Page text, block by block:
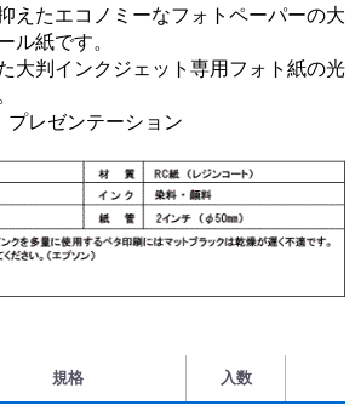
えたエコノミーなフォトペーパーの大
ル紙です。
大判インクジェット専用フォト紙の光
プレゼンテーション
規格 入数